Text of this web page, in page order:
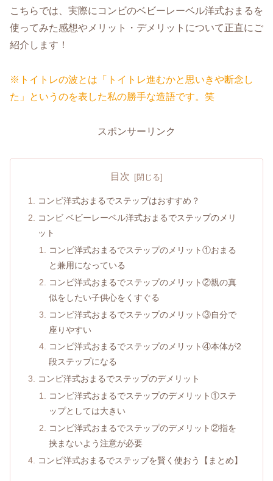
こちらでは、実際にコンビのベビーレーベル洋式おまるを
使ってみた感想やメリット・デメリットについて正直にご
紹介します！
※トイトレの波とは「トイトレ進むかと思いきや断念し
た」というのを表した私の勝手な造語です。笑
スポンサーリンク
目次
コンビ洋式おまるでステップはおすすめ？
コンビ ベビーレーベル洋式おまるでステップのメリ
ット
コンビ洋式おまるでステップのメリット①おまる
と兼用になっている
コンビ洋式おまるでステップのメリット②親の真
似をしたい子供心をくすぐる
コンビ洋式おまるでステップのメリット③自分で
座りやすい
コンビ洋式おまるでステップのメリット④本体が2
段ステップになる
コンビ洋式おまるでステップのデメリット
コンビ洋式おまるでステップのデメリット①ステ
ップとしては大きい
コンビ洋式おまるでステップのデメリット②指を
挟まないよう注意が必要
コンビ洋式おまるでステップを賢く使おう【まとめ】